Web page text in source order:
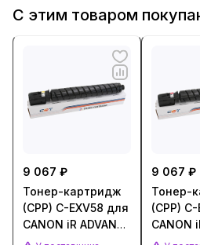
С этим товаром
9 067 ₽
Тонер-картридж
(CPP) C-EXV58 для
CANON iR ADVANCE
DX C5840i/C5850i
9 067 ₽
Тонер-
(CPP)
CANON
DX